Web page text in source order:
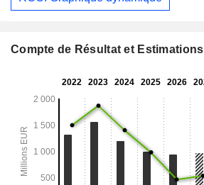
Compte de Résultat et Estimations